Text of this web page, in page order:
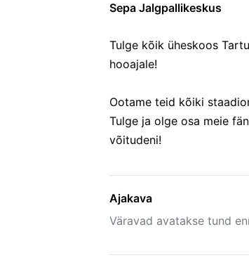
Sepa Jalgpallikeskus
Tulge kõik üheskoos
hooajale!
Ootame teid kõiki
Tulge ja olge osa meie
võitudeni!
Ajakava
Väravad avatakse tund